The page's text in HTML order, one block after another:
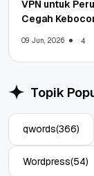
VPN untuk
Cegah
09 Jun, 2026 4
Topik
qwords(366)
Wordpress(54)